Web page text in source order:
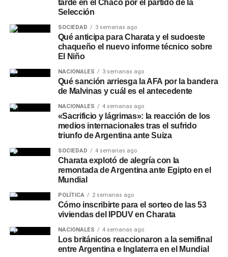
tarde en el Chaco por el partido de la
Selección
SOCIEDAD 3 semanas ago
Qué anticipa para Charata y el sudoeste
chaqueño el nuevo informe técnico sobre
El Niño
NACIONALES 3 semanas ago
Qué sanción arriesga la AFA por la bandera
de Malvinas y cuál es el antecedente
NACIONALES 4 semanas ago
«Sacrificio y lágrimas»: la reacción de los
medios internacionales tras el sufrido
triunfo de Argentina ante Suiza
SOCIEDAD 4 semanas ago
Charata explotó de alegría con la
remontada de Argentina ante Egipto en el
Mundial
POLÍTICA 2 semanas ago
Cómo inscribirte para el sorteo de las 53
viviendas del IPDUV en Charata
NACIONALES 4 semanas ago
Los británicos reaccionaron a la semifinal
entre Argentina e Inglaterra en el Mundial